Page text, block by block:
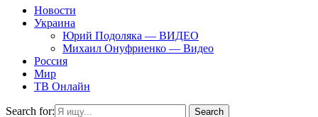
Новости
Украина
Юрий Подоляка — ВИДЕО
Михаил Онуфриенко — Видео
Россия
Мир
ТВ Онлайн
Search for:
Search